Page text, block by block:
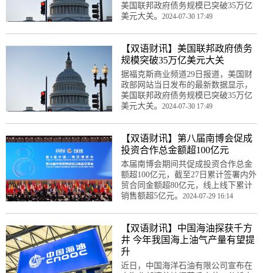
美国联邦政府债务规模已突破35万亿
美元大关。 2024-07-30 17:49
【双语财讯】美国联邦政府债务
规模突破35万亿美元大关
据福克斯商业频道29日报道，美国财
政部网站当日发布的最新数据显示，
美国联邦政府债务规模已突破35万亿
美元大关。 2024-07-30 17:49
【双语财讯】第八届南博会促成
投资合作总金额超100亿元
本届南博会期间共促成投资合作总金
额超100亿元，截至27日累计签署内外
贸合同金额超80亿元，线上线下累计
销售额超5亿元。 2024-07-29 16:14
【双语财讯】中国海油探获千方
井 今年我国海上油气产量有望提
升
近日，中国海洋石油有限公司宣布在